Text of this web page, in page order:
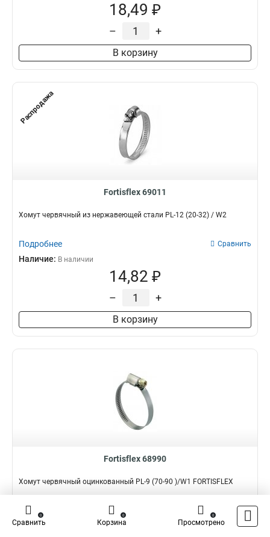
18,49 ₽
– +
В корзину
Распродажа
Fortisflex 69011
Хомут червячный из нержавеющей стали PL-12 (20-32) / W2
Подробнее Сравнить
Наличие: В наличии
14,82 ₽
– +
В корзину
Fortisflex 68990
Хомут червячный оцинкованный PL-9 (70-90 )/W1 FORTISFLEX
Подробнее Сравнить
Наличие:
Сравнить
0
Корзина
0
Просмотрено
0